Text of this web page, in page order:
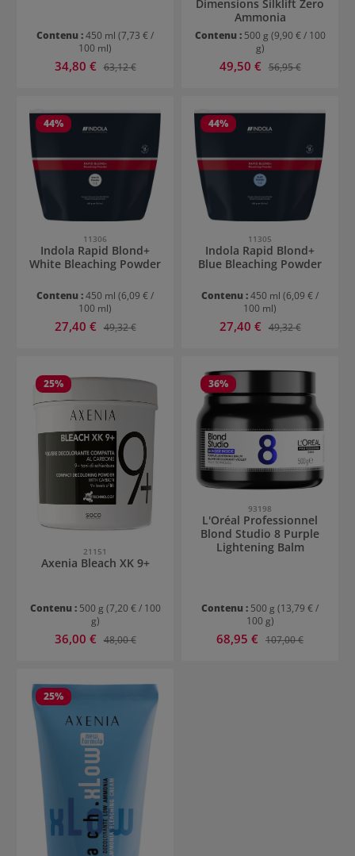
Contenu :450 ml (7,73 € /
100 ml)
Prix de vente :
34,80 € Prix régulier :
63,12 €
Dimensions Silklift Zero
Ammonia
Contenu : 500 g (9,90 € / 100
g)
Prix de vente :
49,50 € Prix régulier :
56,95 €
44%
11306
Indola Rapid Blond+
White Bleaching Powder
Contenu :450 ml (6,09 € /
100 ml)
Prix de vente :
27,40 € Prix régulier :
49,32 €
44%
11305
Indola Rapid Blond+
Blue Bleaching Powder
Contenu :450 ml (6,09 € /
100 ml)
Prix de vente :
27,40 € Prix régulier :
49,32 €
25%
21151
Axenia Bleach XK 9+
Contenu : 500 g (7,20 € / 100
g)
Prix de vente :
36,00 € Prix régulier :
48,00 €
36%
93198
L'Oréal Professionnel
Blond Studio 8 Purple
Lightening Balm
Contenu : 500 g (13,79 € /
100 g)
Prix de vente :
68,95 € Prix régulier :
107,00 €
25%